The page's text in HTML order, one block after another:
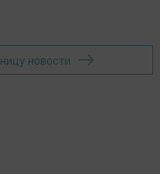
новости